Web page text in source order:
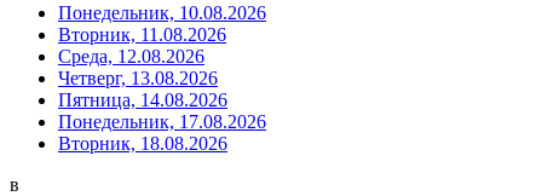
Понедельник, 10.08.2026
Вторник, 11.08.2026
Среда, 12.08.2026
Четверг, 13.08.2026
Пятница, 14.08.2026
Понедельник, 17.08.2026
Вторник, 18.08.2026
в